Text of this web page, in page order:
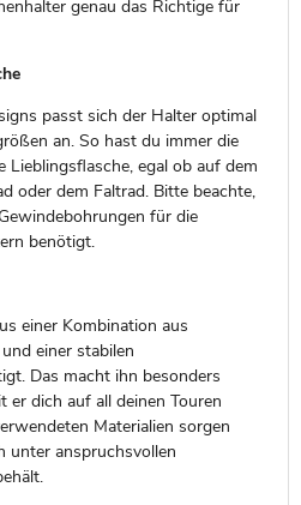
genau das Richtige für
passt sich der Halter optimal
an. So hast du immer die
Lieblingsflasche, egal ob auf dem
oder dem Faltrad. Bitte beachte,
für die
benötigt.
einer Kombination aus
einer stabilen
Das macht ihn besonders
er dich auf all deinen Touren
Materialien sorgen
unter anspruchsvollen